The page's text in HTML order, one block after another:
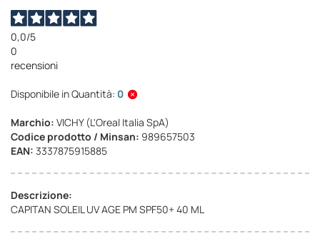
0,0/5
0
recensioni
Disponibile in Quantità: 0
Marchio: VICHY (L'Oreal Italia SpA)
Codice prodotto / Minsan: 989657503
EAN: 3337875915885
Descrizione:
CAPITAN SOLEIL UV AGE PM SPF50+ 40 ML
immagini